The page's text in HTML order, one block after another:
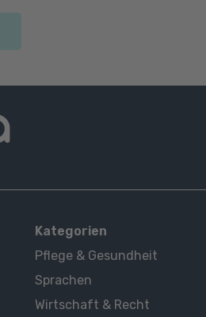
Kategorien
Pflege & Gesundheit
Sprachen
Wirtschaft & Recht